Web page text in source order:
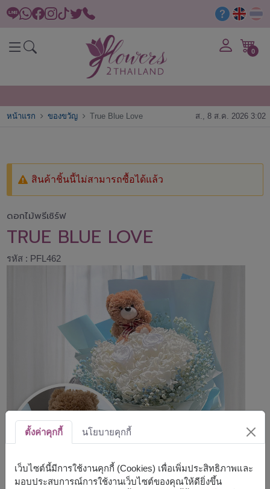
0
หน้าแรก ของขวัญ True Blue Love ส., 8 ส.ค. 2026 3:02
สินค้าชิ้นนี้ไม่สามารถซื้อได้แล้ว
ดอกไม้พรีเซิร์ฟ
TRUE BLUE LOVE
รหัส : PFL462
ตั้งค่าคุกกี้ นโยบายคุกกี้
เว็บไซต์นี้มีการใช้งานคุกกี้ (Cookies) เพื่อเพิ่มประสิทธิภาพและ
มอบประสบการณ์การใช้งานเว็บไซต์ของคุณให้ดียิ่งขึ้น